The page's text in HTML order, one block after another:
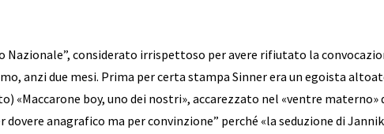
Nazionale”, considerato irrispettoso per avere rifiutato la
anzi due mesi. Prima per certa stampa Sinner era un egoista
«Maccarone boy, uno dei nostri», accarezzato nel «ventre materno»
dovere anagrafico ma per convinzione” perché «la seduzione di